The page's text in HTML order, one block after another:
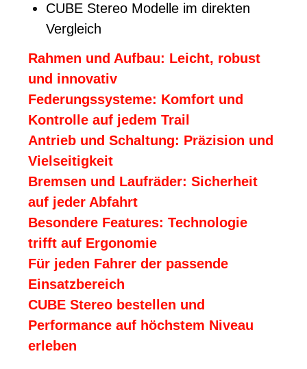
CUBE Stereo Modelle im direkten
Vergleich
Rahmen und Aufbau: Leicht, robust
und innovativ
Federungssysteme: Komfort und
Kontrolle auf jedem Trail
Antrieb und Schaltung: Präzision und
Vielseitigkeit
Bremsen und Laufräder: Sicherheit
auf jeder Abfahrt
Besondere Features: Technologie
trifft auf Ergonomie
Für jeden Fahrer der passende
Einsatzbereich
CUBE Stereo bestellen und
Performance auf höchstem Niveau
erleben